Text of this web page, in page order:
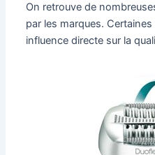
On retrouve de
par les marques.
influence directe sur la